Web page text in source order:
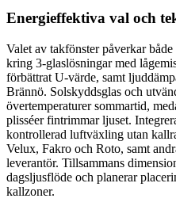
Energieffektiva val och
Valet av takfönster påverkar
kring 3-glaslösningar med
förbättrat U-värde, samt
Brännö. Solskyddsglas och
övertemperaturer sommartid,
plisséer fintrimmar ljuset.
kontrollerad luftväxling utan
Velux, Fakro och Roto, samt
leverantör. Tillsammans
dagsljusflöde och planerar
kallzoner.